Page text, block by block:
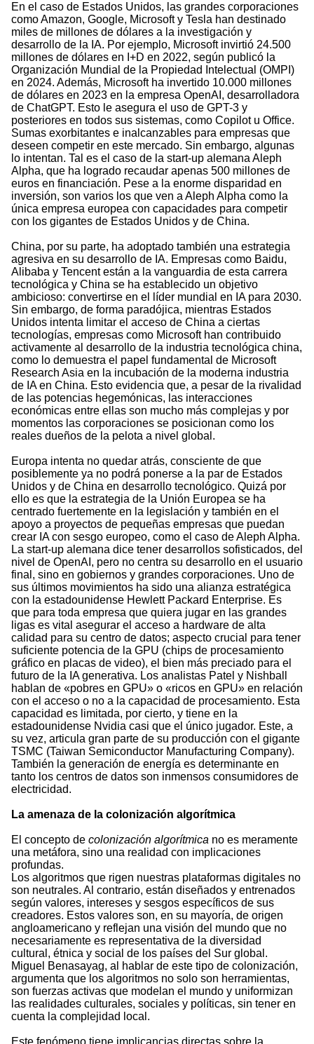
En el caso de Estados Unidos, las grandes corporaciones
como Amazon, Google, Microsoft y Tesla han destinado
miles de millones de dólares a la investigación y
desarrollo de la IA. Por ejemplo, Microsoft invirtió 24.500
millones de dólares en I+D en 2022, según publicó la
Organización Mundial de la Propiedad Intelectual (OMPI)
en 2024. Además, Microsoft ha invertido 10.000 millones
de dólares en 2023 en la empresa OpenAI, desarrolladora
de ChatGPT. Esto le asegura el uso de GPT-3 y
posteriores en todos sus sistemas, como Copilot u Office.
Sumas exorbitantes e inalcanzables para empresas que
deseen competir en este mercado. Sin embargo, algunas
lo intentan. Tal es el caso de la start-up alemana Aleph
Alpha, que ha logrado recaudar apenas 500 millones de
euros en financiación. Pese a la enorme disparidad en
inversión, son varios los que ven a Aleph Alpha como la
única empresa europea con capacidades para competir
con los gigantes de Estados Unidos y de China.
China, por su parte, ha adoptado también una estrategia
agresiva en su desarrollo de IA. Empresas como Baidu,
Alibaba y Tencent están a la vanguardia de esta carrera
tecnológica y China se ha establecido un objetivo
ambicioso: convertirse en el líder mundial en IA para 2030.
Sin embargo, de forma paradójica, mientras Estados
Unidos intenta limitar el acceso de China a ciertas
tecnologías, empresas como Microsoft han contribuido
activamente al desarrollo de la industria tecnológica china,
como lo demuestra el papel fundamental de Microsoft
Research Asia en la incubación de la moderna industria
de IA en China. Esto evidencia que, a pesar de la rivalidad
de las potencias hegemónicas, las interacciones
económicas entre ellas son mucho más complejas y por
momentos las corporaciones se posicionan como los
reales dueños de la pelota a nivel global.
Europa intenta no quedar atrás, consciente de que
posiblemente ya no podrá ponerse a la par de Estados
Unidos y de China en desarrollo tecnológico. Quizá por
ello es que la estrategia de la Unión Europea se ha
centrado fuertemente en la legislación y también en el
apoyo a proyectos de pequeñas empresas que puedan
crear IA con sesgo europeo, como el caso de Aleph Alpha.
La start-up alemana dice tener desarrollos sofisticados, del
nivel de OpenAI, pero no centra su desarrollo en el usuario
final, sino en gobiernos y grandes corporaciones. Uno de
sus últimos movimientos ha sido una alianza estratégica
con la estadounidense Hewlett Packard Enterprise. Es
que para toda empresa que quiera jugar en las grandes
ligas es vital asegurar el acceso a hardware de alta
calidad para su centro de datos; aspecto crucial para tener
suficiente potencia de la GPU (chips de procesamiento
gráfico en placas de video), el bien más preciado para el
futuro de la IA generativa. Los analistas Patel y Nishball
hablan de «pobres en GPU» o «ricos en GPU» en relación
con el acceso o no a la capacidad de procesamiento. Esta
capacidad es limitada, por cierto, y tiene en la
estadounidense Nvidia casi que el único jugador. Este, a
su vez, articula gran parte de su producción con el gigante
TSMC (Taiwan Semiconductor Manufacturing Company).
También la generación de energía es determinante en
tanto los centros de datos son inmensos consumidores de
electricidad.
La amenaza de la colonización algorítmica
El concepto de colonización algorítmica no es meramente
una metáfora, sino una realidad con implicaciones
profundas.
Los algoritmos que rigen nuestras plataformas digitales no
son neutrales. Al contrario, están diseñados y entrenados
según valores, intereses y sesgos específicos de sus
creadores. Estos valores son, en su mayoría, de origen
angloamericano y reflejan una visión del mundo que no
necesariamente es representativa de la diversidad
cultural, étnica y social de los países del Sur global.
Miguel Benasayag, al hablar de este tipo de colonización,
argumenta que los algoritmos no solo son herramientas,
son fuerzas activas que modelan el mundo y uniformizan
las realidades culturales, sociales y políticas, sin tener en
cuenta la complejidad local.